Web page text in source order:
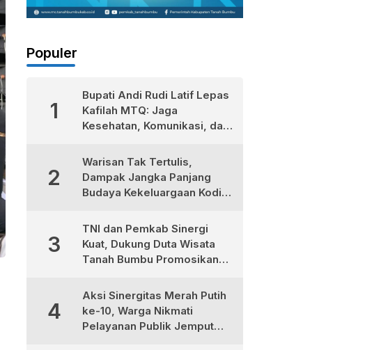
Populer
1
Bupati Andi Rudi Latif Lepas
Kafilah MTQ: Jaga
Kesehatan, Komunikasi, dan
Dunia Akhirat
2
Warisan Tak Tertulis,
Dampak Jangka Panjang
Budaya Kekeluargaan Kodim
3
TNI dan Pemkab Sinergi
Kuat, Dukung Duta Wisata
Tanah Bumbu Promosikan
4
Aksi Sinergitas Merah Putih
ke-10, Warga Nikmati
Pelayanan Publik Jemput